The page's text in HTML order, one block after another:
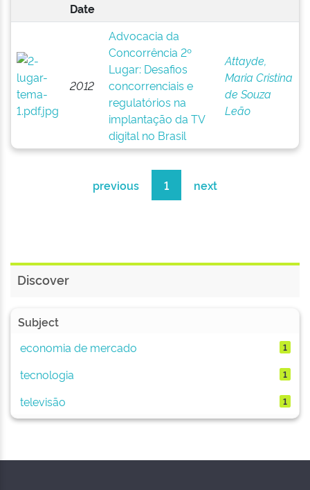
Date
2012
Advocacia da
Concorrência 2º
Lugar: Desafios
concorrenciais e
regulatórios na
implantação da TV
digital no Brasil
Attayde,
Maria Cristina
de Souza
Leão
previous 1 next
Discover
Subject
economia de mercado
1
tecnologia 1
televisão 1